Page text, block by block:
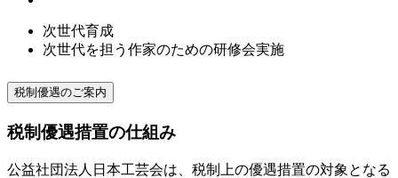
次世代育成
次世代を担う作家のための研修会実施
税制優遇のご案内
税制優遇措置の仕組み
公益社団法人日本工芸会は、税制上の優遇措置の対象となる